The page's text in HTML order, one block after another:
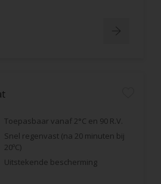
Toepasbaar vanaf 2°C en 90 R.V.
Snel regenvast (na 20 minuten bij
20ºC)
Uitstekende bescherming